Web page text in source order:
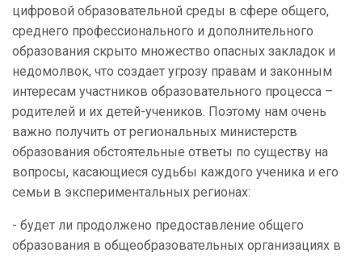
цифровой образовательной среды в сфере общего,
среднего профессионального и дополнительного
образования скрыто множество опасных закладок и
недомолвок, что создает угрозу правам и законным
интересам участников образовательного процесса –
родителей и их детей-учеников. Поэтому нам очень
важно получить от региональных министерств
образования обстоятельные ответы по существу на
вопросы, касающиеся судьбы каждого ученика и его
семьи в экспериментальных регионах:
- будет ли продолжено предоставление общего
образования в общеобразовательных организациях в